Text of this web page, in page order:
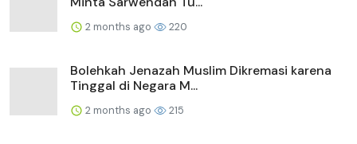
2 months ago 220
Bolehkah Jenazah Muslim Dikremasi karena
Tinggal di Negara M...
2 months ago 215